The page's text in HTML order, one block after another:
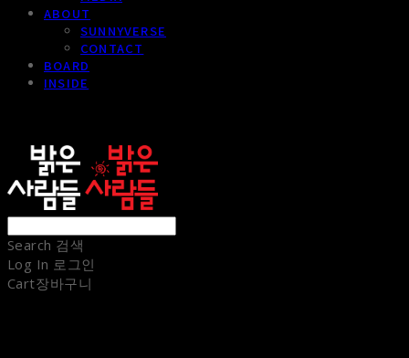
ABOUT
SUNNYVERSE
CONTACT
BOARD
INSIDE
Search 검색
Log In 로그인
Cart장바구니